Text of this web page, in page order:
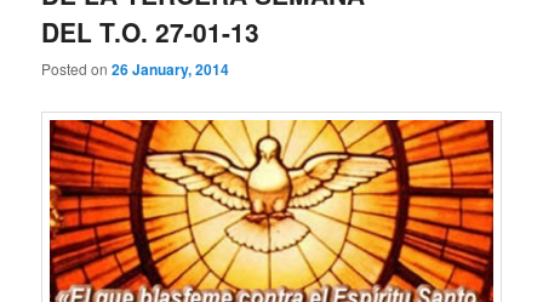
DEL T.O. 27-01-13
Posted on26 January, 2014